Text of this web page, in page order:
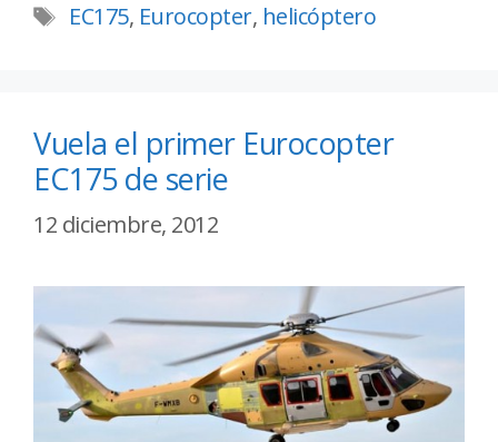
EC175, Eurocopter, helicóptero
Vuela el primer Eurocopter
EC175 de serie
12 diciembre, 2012